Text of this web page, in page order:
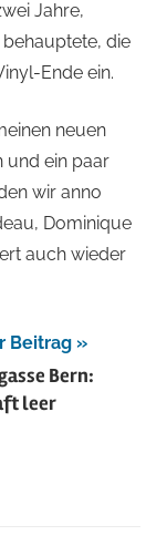
Jahre,
behauptete, die
Ende ein.
neuen
und ein paar
wir anno
Dominique
auch wieder
Beitrag
Bern:
leer